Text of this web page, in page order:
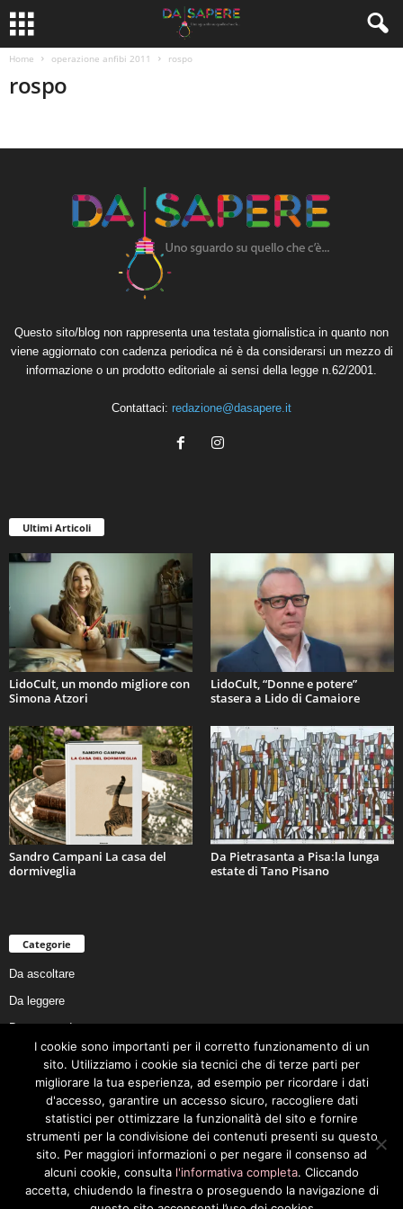
Home operazione anfibi 2011 rospo
rospo
Questo sito/blog non rappresenta una testata giornalistica in quanto non
viene aggiornato con cadenza periodica né è da considerarsi un mezzo di
informazione o un prodotto editoriale ai sensi della legge n.62/2001.
Contattaci: redazione@dasapere.it
Ultimi Articoli
LidoCult, un mondo migliore con
Simona Atzori
LidoCult, “Donne e potere”
stasera a Lido di Camaiore
Sandro Campani La casa del
dormiveglia
Da Pietrasanta a Pisa:la lunga
estate di Tano Pisano
Categorie
Da ascoltare
Da leggere
Da non perdere
Da conoscere
Da preservare
Da vivere
Cookie Policy
I cookie sono importanti per il corretto funzionamento di un
sito. Utilizziamo i cookie sia tecnici che di terze parti per
migliorare la tua esperienza, ad esempio per ricordare i dati
d'accesso, garantire un accesso sicuro, raccogliere dati
statistici per ottimizzare la funzionalità del sito e fornire
strumenti per la condivisione dei contenuti presenti su questo
sito. Per maggiori informazioni o per negare il consenso ad
alcuni cookie, consulta l'informativa completa. Cliccando
accetta, chiudendo la finestra o proseguendo la navigazione di